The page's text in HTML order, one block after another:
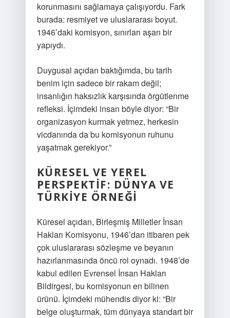
korunmasını sağlamaya çalışıyordu. Fark
burada: resmiyet ve uluslararası boyut.
1946’daki komisyon, sınırları aşan bir
yapıydı.
Duygusal açıdan baktığımda, bu tarih
benim için sadece bir rakam değil;
insanlığın haksızlık karşısında örgütlenme
refleksi. İçimdeki insan böyle diyor: “Bir
organizasyon kurmak yetmez, herkesin
vicdanında da bu komisyonun ruhunu
yaşatmak gerekiyor.”
KÜRESEL VE YEREL
PERSPEKTIF: DÜNYA VE
TÜRKIYE ÖRNEĞI
Küresel açıdan, Birleşmiş Milletler İnsan
Hakları Komisyonu, 1946’dan itibaren pek
çok uluslararası sözleşme ve beyanın
hazırlanmasında öncü rol oynadı. 1948’de
kabul edilen Evrensel İnsan Hakları
Bildirgesi, bu komisyonun en bilinen
ürünü. İçimdeki mühendis diyor ki: “Bir
belge oluşturmak, tüm dünyaya standart bir